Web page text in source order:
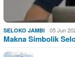
SELOKO JAMBI 05 Jun
Makna Simbolik